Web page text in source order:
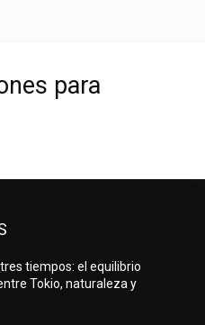
Eyes
para
tiempos: el equilibrio
Tokio, naturaleza y